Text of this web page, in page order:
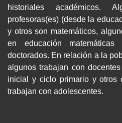
historiales académicos.
profesoras(es) (desde la
y otros son matemáticos,
en educación
doctorados. En relación a la
algunos trabajan con
inicial y ciclo primario y otros
trabajan con adolescentes.